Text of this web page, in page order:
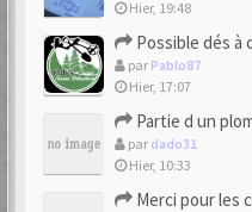
Hier, 19:48
Possible dés à
par Pablo87
Hier, 17:07
Partie d un plomb
par dado31
Hier, 10:33
Merci pour les